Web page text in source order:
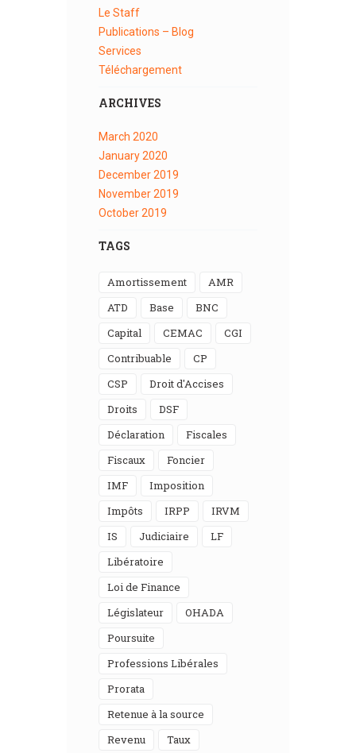
Le Staff
Publications – Blog
Services
Téléchargement
ARCHIVES
March 2020
January2020
December2019
November2019
October2019
TAGS
Amortissement
AMR
ATD
Base
BNC
Capital
CEMAC
CGI
Contribuable
CP
CSP
Droit d'Accises
Droits
DSF
Déclaration
Fiscales
Fiscaux
Foncier
IMF
Imposition
Impôts
IRPP
IRVM
IS
Judiciaire
LF
Libératoire
Loi de Finance
Législateur
OHADA
Poursuite
Professions Libérales
Prorata
Retenue à la source
Revenu
Taux